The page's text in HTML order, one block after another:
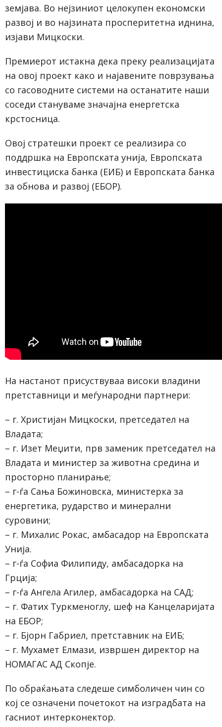
земјава. Во нејзиниот целокупен економски
развој и во најзината просперитетна иднина,
изјави Мицкоски.
Премиерот истакна дека преку реализацијата
на овој проект како и најавените поврзувања
со гасоводните системи на останатите наши
соседи стануваме значајна енергетска
крстосница.
Овој стратешки проект се реализира со
поддршка на Европската унија, Европската
инвестициска банка (ЕИБ) и Европската банка
за обнова и развој (ЕБОР).
На настанот присуствуваа високи владини
претставници и меѓународни партнери:
– г. Христијан Мицкоски, претседател на
Владата;
– г. Изет Меџити, прв заменик претседател на
Владата и министер за животна средина и
просторно планирање;
– г-ѓа Сања Божиновска, министерка за
енергетика, рударство и минерални
суровини;
– г. Михалис Рокас, амбасадор на Европската
Унија.
– г-ѓа Софиа Филипиду, амбасадорка на
Грција;
– г-ѓа Ангела Агилер, амбасадорка на САД;
– г. Фатих Туркменоглу, шеф на Канцеларијата
на ЕБОР;
– г. Бјорн Габриел, претставник на ЕИБ;
– г. Мухамет Елмази, извршен директор на
НОМАГАС АД Скопје.
По обраќањата следеше симболичен чин со
кој се означени почетокот на изградбата на
гасниот интерконектор.